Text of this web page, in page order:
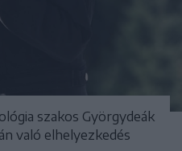
szakos Györgydeák
való elhelyezkedés